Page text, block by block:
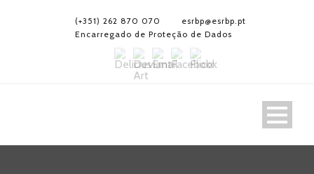
(+351) 262 870 070
esrbp@esrbp.pt
Encarregado de Proteção de Dados